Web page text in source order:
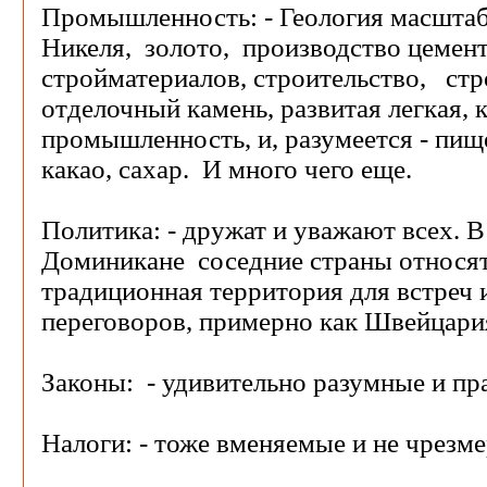
Промышленность: - Геология
Никеля, золото, производство
стройматериалов, строительство,
отделочный камень, развитая легкая,
промышленность, и, разумеется -
какао, сахар. И много чего еще.
Политика: - дружат и уважают всех. В
Доминикане соседние страны
традиционная территория для
переговоров, примерно как
Законы: - удивительно разумные и
Налоги: - тоже вменяемые и не